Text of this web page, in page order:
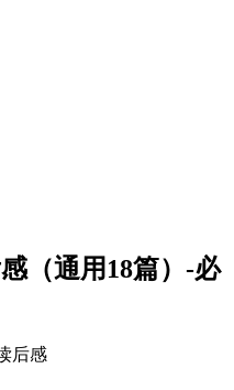
（通用18篇）-必
后感